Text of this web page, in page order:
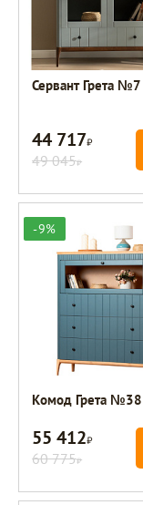
Сервант Грета №7
44 717Р
49 045Р
-9%
Комод Грета №38
55 412Р
60 775Р